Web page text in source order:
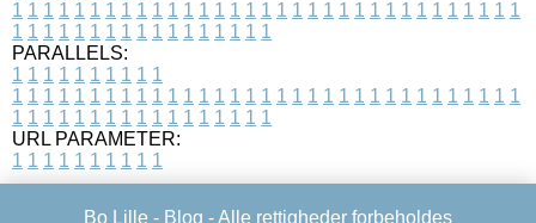
1 1 1 1 1 1 1 1 1 1 1 1 1 1 1 1 1 1 1 1 1 1 1 1 1 1 1 1 1 1 1 1 1
1 1 1 1 1 1 1 1 1 1 1 1 1 1 1 1 1
PARALLELS:
1 1 1 1 1 1 1 1 1 1
1 1 1 1 1 1 1 1 1 1 1 1 1 1 1 1 1 1 1 1 1 1 1 1 1 1 1 1 1 1 1 1 1
1 1 1 1 1 1 1 1 1 1 1 1 1 1 1 1 1
URL PARAMETER:
1 1 1 1 1 1 1 1 1 1
Bo Lille - Blog - Alle rettigheder forbeholdes